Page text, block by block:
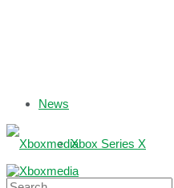
News
Xbox Series X